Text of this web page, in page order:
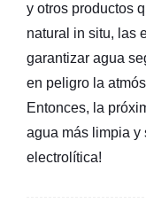
y otros productos
natural in situ, las
garantizar agua
en peligro la
Entonces, la
agua más limpia y
electrolítica!